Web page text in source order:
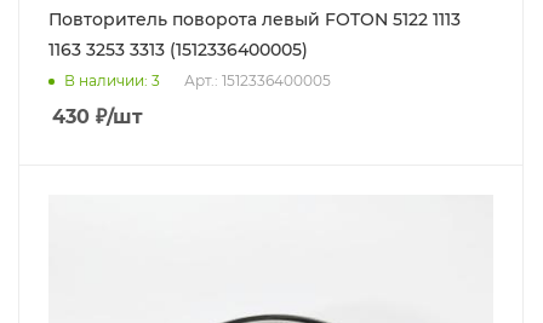
Повторитель поворота левый FOTON 5122 1113
1163 3253 3313 (1512336400005)
В наличии: 3 Арт.: 1512336400005
430 ₽/шт